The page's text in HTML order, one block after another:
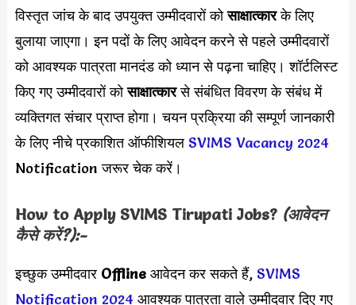
विस्तृत जांच के बाद उपयुक्त उम्मीदवारों कोसाक्षात्कारके लिए
बुलाया जाएगा। इन पदों के लिए आवेदन करने से पहले उम्मीदवारों
को आवश्यक पात्रता मानदंड को ध्यान से पढ़ना चाहिए। शॉर्टलिस्ट
किए गए उम्मीदवारों कोसाक्षात्कारसे संबंधित विवरण के संबंध में
व्यक्तिगत संचार प्राप्त होगा। चयन प्रक्रिया की सम्पूर्ण जानकारी
के लिए नीचे प्रकाशित ऑफीशियल SVIMS Vacancy 2024
Notification जरूर चेक करें।
How to Apply SVIMS Tirupati Jobs?(आवेदन
कैसे करें?):-
इच्छुक उम्मीदवार Offline आवेदन कर सकते हैं, SVIMS
Notification 2024 आवश्यक पात्रता वाले उम्मीदवार दिए गए